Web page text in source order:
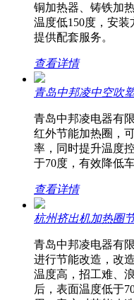
铜加热器、铸铁加
温度低150度，安
提供配套服务。
查看详情
青岛中邦凌中空吹
青岛中邦凌电器有
红外节能加热圈，
率，同时提升温度
于70度，有效降低
查看详情
杭州挤出机加热圈
青岛中邦凌电器有
进行节能改造，改
温度高，招工难、
后，表面温度低于